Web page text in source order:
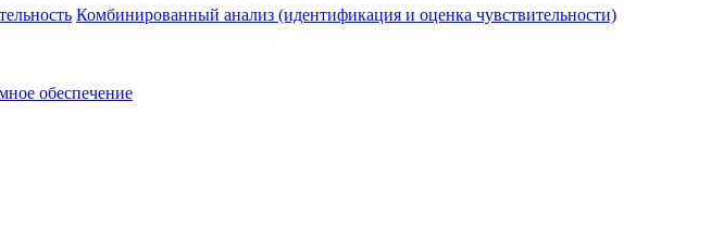
Комбинированный анализ (идентификация и оценка чувствительности)
обеспечение